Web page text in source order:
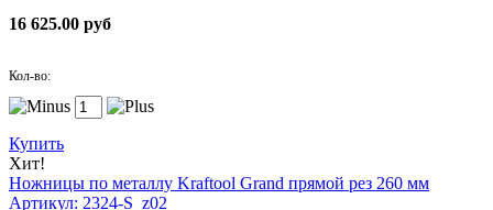
16 625.00 руб
Кол-во:
Купить
Хит!
Ножницы по металлу Kraftool Grand прямой рез 260 мм
Артикул: 2324-S_z02